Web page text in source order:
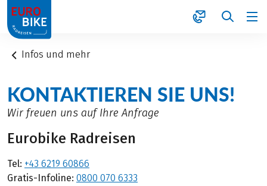
1
Infos und mehr
KONTAKTIEREN SIE UNS!
Wir freuen uns auf Ihre Anfrage
Eurobike Radreisen
Tel: +43 6219 60866
Gratis-Infoline: 0800 070 6333